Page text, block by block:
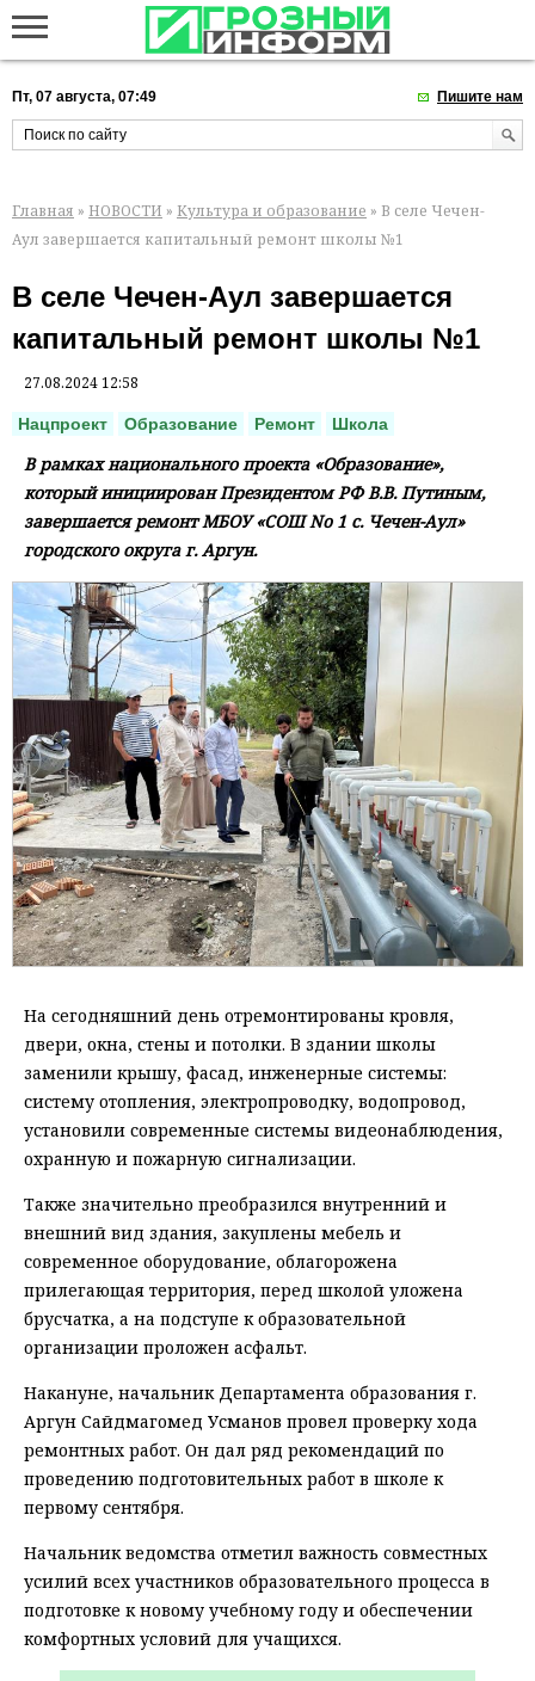
Пт, 07 августа, 07:49 Пишите нам
Главная » НОВОСТИ » Культура и образование » В селе Чечен-
Аул завершается капитальный ремонт школы №1
В селе Чечен-Аул завершается
капитальный ремонт школы №1
27.08.2024 12:58
Нацпроект Образование Ремонт Школа
В рамках национального проекта «Образование»,
который инициирован Президентом РФ В.В. Путиным,
завершается ремонт МБОУ «СОШ No 1 с. Чечен-Аул»
городского округа г. Аргун.
На сегодняшний день отремонтированы кровля,
двери, окна, стены и потолки. В здании школы
заменили крышу, фасад, инженерные системы:
систему отопления, электропроводку, водопровод,
установили современные системы видеонаблюдения,
охранную и пожарную сигнализации.
Также значительно преобразился внутренний и
внешний вид здания, закуплены мебель и
современное оборудование, облагорожена
прилегающая территория, перед школой уложена
брусчатка, а на подступе к образовательной
организации проложен асфальт.
Накануне, начальник Департамента образования г.
Аргун Сайдмагомед Усманов провел проверку хода
ремонтных работ. Он дал ряд рекомендаций по
проведению подготовительных работ в школе к
первому сентября.
Начальник ведомства отметил важность совместных
усилий всех участников образовательного процесса в
подготовке к новому учебному году и обеспечении
комфортных условий для учащихся.